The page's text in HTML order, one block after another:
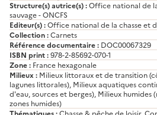
Structure(s) autrice(s) :Office national de
sauvage - ONCFS
Editeur(s) :Office national de la chasse et
Collection :Carnets
Référence documentaire : DOC00067329
ISBN print :978-2-85692-070-1
Zone : France hexagonale
Milieux : Milieux littoraux et de transition
lagunes littorales), Milieux aquatiques
d'eau, sources et berges), Milieux humides
zones humides)
Thématiques :Chasse & pêche de loisir,